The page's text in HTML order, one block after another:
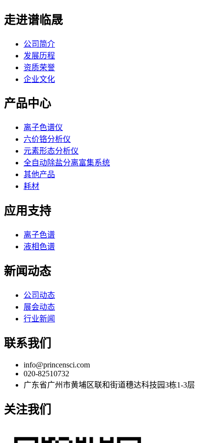
走进谱临晟
公司简介
发展历程
资质荣誉
企业文化
产品中心
离子色谱仪
六价铬分析仪
元素形态分析仪
全自动除盐分离富集系统
其他产品
耗材
应用支持
离子色谱
液相色谱
新闻动态
公司动态
展会动态
行业新闻
联系我们
info@princensci.com
020-82510732
广东省广州市黄埔区联和街道穗达科技园3栋1-3层
关注我们